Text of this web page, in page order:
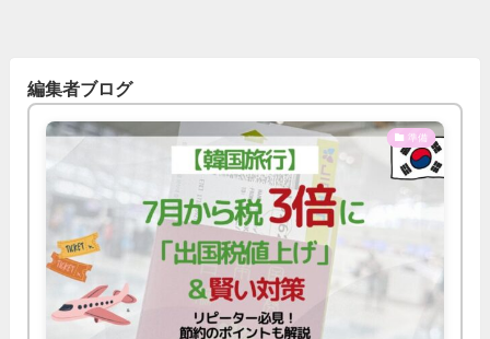
編集者ブログ
準備